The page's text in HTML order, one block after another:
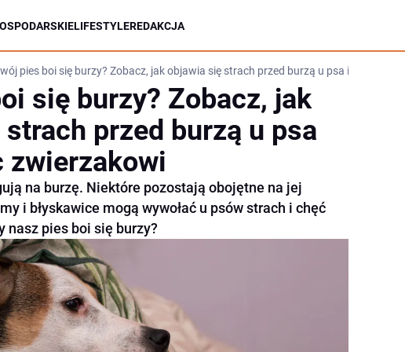
LIFESTYLEREDAKCJA
pies boi się burzy? Zobacz, jak objawia się strach przed burzą u psa i jak pomóc
się burzy? Zobacz, jak
przed burzą u psa
zwierzakowi
na burzę. Niektóre pozostają obojętne na jej
i błyskawice mogą wywołać u psów strach i chęć
nasz pies boi się burzy?